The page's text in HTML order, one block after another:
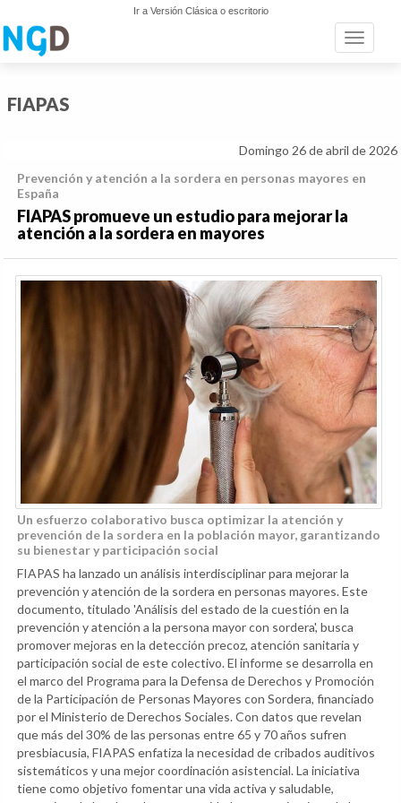
Ir a Versión Clásica o escritorio
Toggle
FIAPAS
Domingo 26 de abril de 2026
Prevención y atención a la sordera en personas mayores en
España
FIAPAS promueve un estudio para mejorar la
atención a la sordera en mayores
Un esfuerzo colaborativo busca optimizar la atención y
prevención de la sordera en la población mayor, garantizando
su bienestar y participación social
FIAPAS ha lanzado un análisis interdisciplinar para mejorar la
prevención y atención de la sordera en personas mayores. Este
documento, titulado 'Análisis del estado de la cuestión en la
prevención y atención a la persona mayor con sordera', busca
promover mejoras en la detección precoz, atención sanitaria y
participación social de este colectivo. El informe se desarrolla en
el marco del Programa para la Defensa de Derechos y Promoción
de la Participación de Personas Mayores con Sordera, financiado
por el Ministerio de Derechos Sociales. Con datos que revelan
que más del 30% de las personas entre 65 y 70 años sufren
presbiacusia, FIAPAS enfatiza la necesidad de cribados auditivos
sistemáticos y una mejor coordinación asistencial. La iniciativa
tiene como objetivo fomentar una vida activa y saludable,